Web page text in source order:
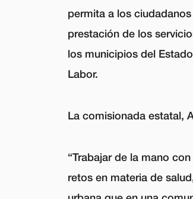
permita a los
prestación de los
los municipios del
Labor.
La comisionada estatal,
“Trabajar de la mano
retos en materia de